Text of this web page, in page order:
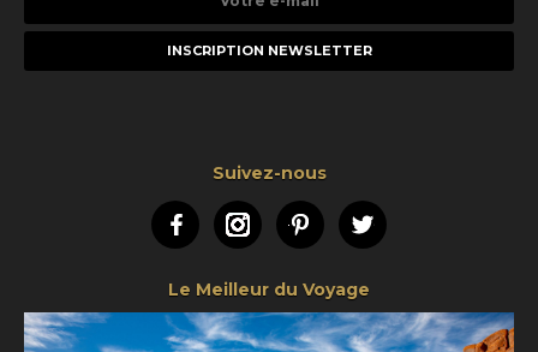
e-
Suivez-nous
FacebookInstagramPinterestTwitter
Le Meilleur du Voyage